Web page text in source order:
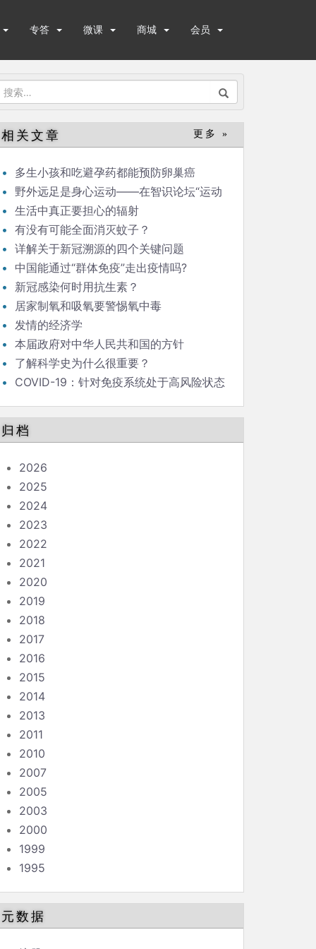
专答 微课 商城 会员
搜
：
相关文章 更多 »
多生小孩和吃避孕药都能预防卵巢癌
野外远足是身心运动——在智识论坛“运动
与健康”的发言
生活中真正要担心的辐射
有没有可能全面消灭蚊子？
详解关于新冠溯源的四个关键问题
中国能通过“群体免疫”走出疫情吗?
新冠感染何时用抗生素？
居家制氧和吸氧要警惕氧中毒
发情的经济学
本届政府对中华人民共和国的方针
了解科学史为什么很重要？
COVID-19：针对免疫系统处于高风险状态
归档
2026
2025
2024
2023
2022
2021
2020
2019
2018
2017
2016
2015
2014
2013
2011
2010
2007
2005
2003
2000
1999
1995
元数据